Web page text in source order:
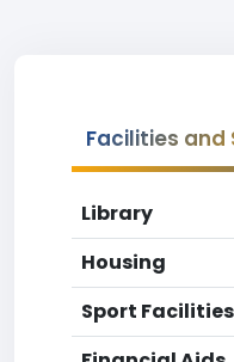
Facilities and
Library
Housing
Sport Facilities